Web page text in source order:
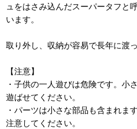
ュをはさみ込んだスーパータフと
います。
取り外し、収納が容易で長年に渡
【注意】
・子供の一人遊びは危険です。小
遊ばせてください。
・パーツは小さな部品も含まれま
注意してください。